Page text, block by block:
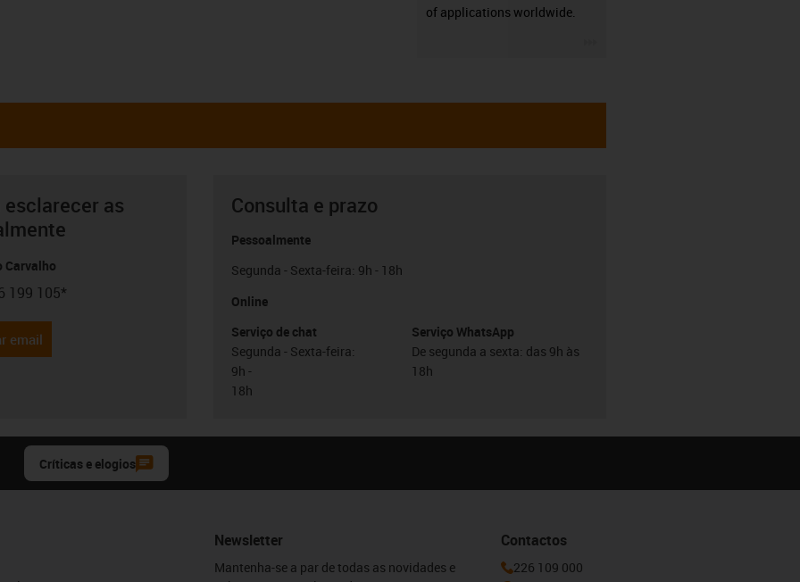
of applications worldwide.
as
Carvalho
phone
199 105*
email
Consulta e prazo
Pessoalmente
Segunda - Sexta-feira: 9h - 18h
Online
Serviço de chat
Segunda - Sexta-feira:
9h -
18h
Serviço WhatsApp
De segunda a sexta: das 9h às
18h
Críticas e elogios
Newsletter
Mantenha-se a par de todas as novidades e
Contactos
226 109 000